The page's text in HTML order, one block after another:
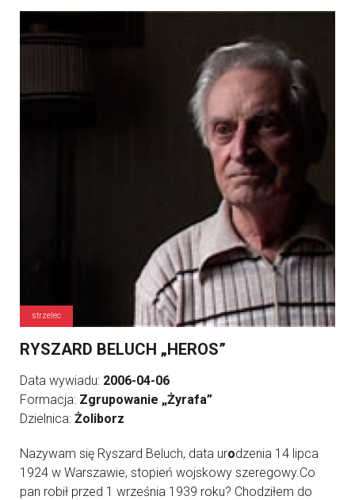
strzelec
RYSZARD BELUCH „HEROS”
Data wywiadu: 2006-04-06
Formacja: Zgrupowanie „Żyrafa”
Dzielnica: Żoliborz
Nazywam się Ryszard Beluch, data urodzenia 14 lipca
1924 w Warszawie, stopień wojskowy szeregowy.Co
pan robił przed 1 września 1939 roku? Chodziłem do